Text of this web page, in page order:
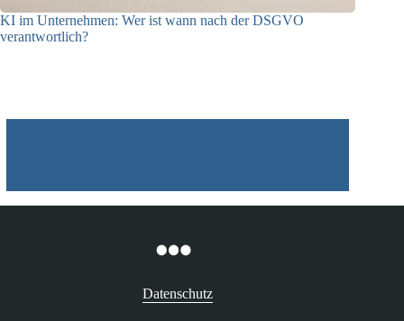
KI im Unternehmen: Wer ist wann nach der DSGVO
verantwortlich?
Datenschutz